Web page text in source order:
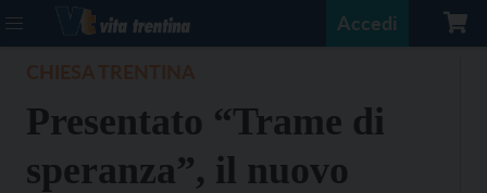
Accedi
Presentato “Trame di
speranza”, il nuovo